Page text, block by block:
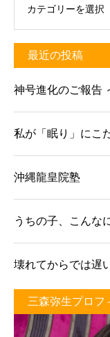
最近の投稿
神号進化のご報告
私が「眠り」にこ
沖縄龍皇院塾
うちの子、こんな
壊れてからでは遅
三森弥生プロフ